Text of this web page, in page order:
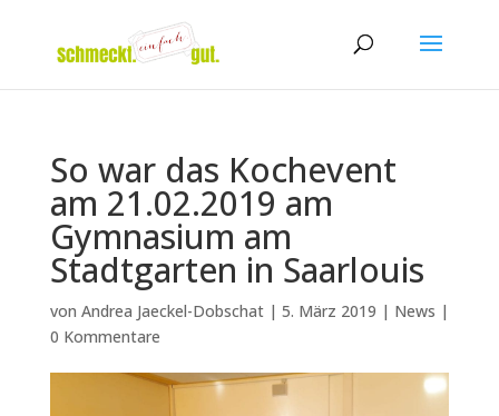
So war das Kochevent
am 21.02.2019 am
Gymnasium am
Stadtgarten in Saarlouis
von Andrea Jaeckel-Dobschat| 5. März 2019 | News |
0 Kommentare